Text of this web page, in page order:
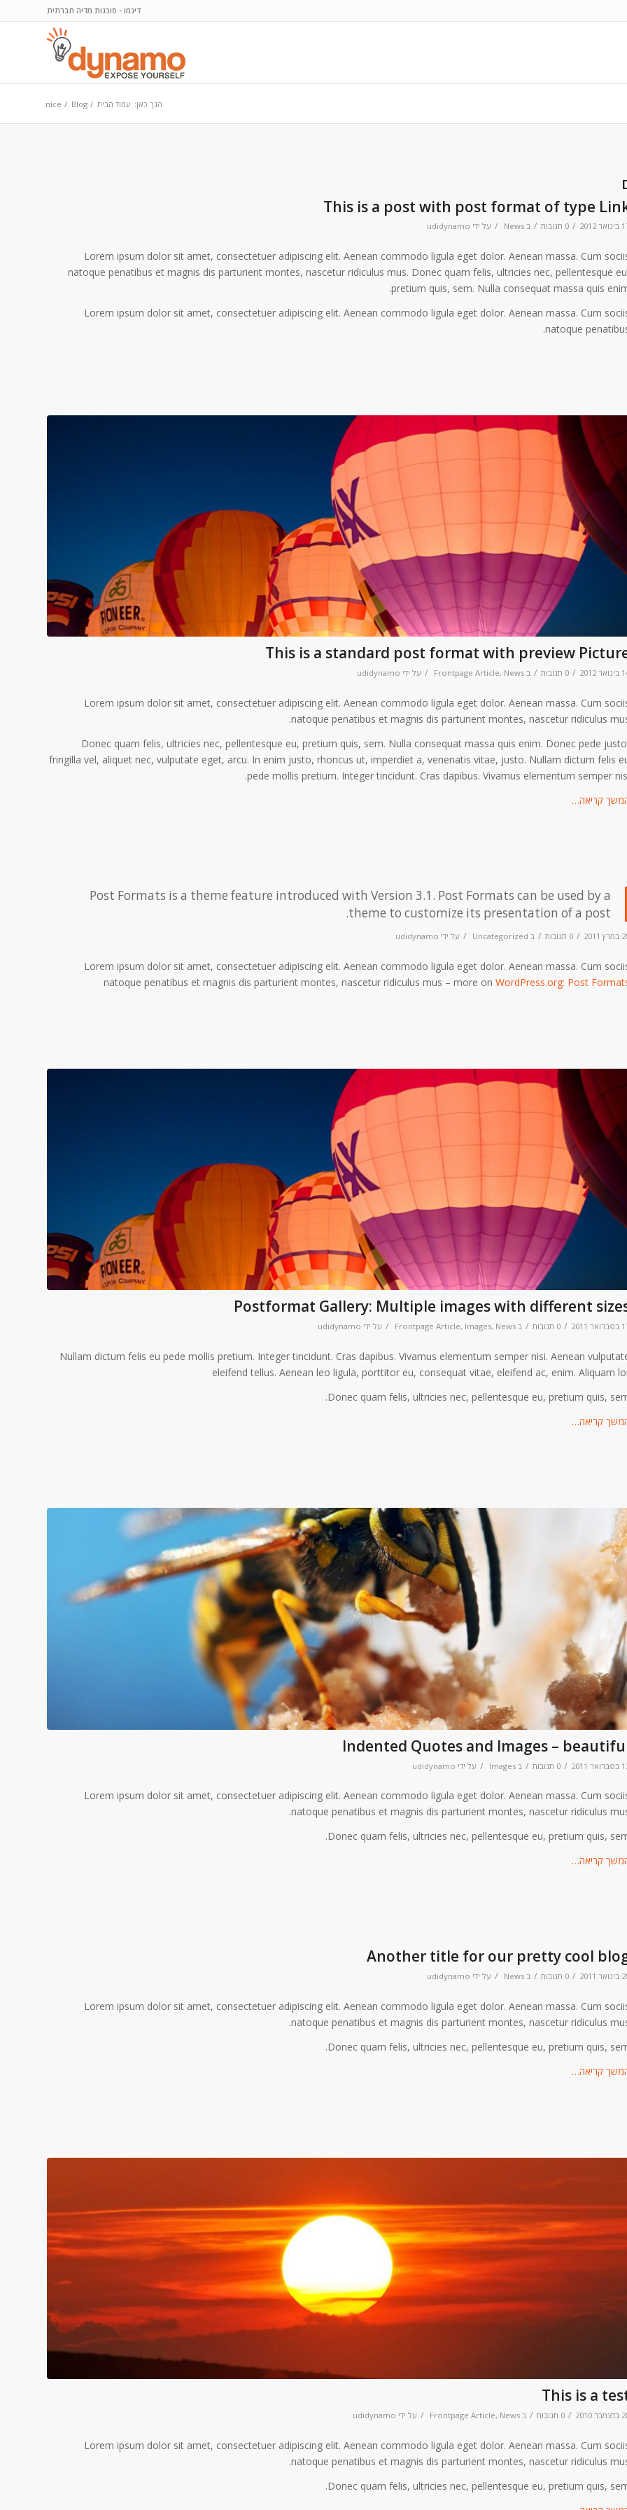
דינמו - סוכנות מדיה חברתית
הנך כאן: עמוד הבית /
Blog
/
nice
This is a post with post format of type
2012
/ 0 תגובות / ב News
/ על ידי udidynamo
Lorem ipsum dolor sit amet, consectetuer adipiscing elit. Aenean commodo ligula eget dolor. Aenean massa. Cum
natoque penatibus et magnis dis parturient montes, nascetur ridiculus mus. Donec quam felis, ultricies nec, pellentesque
pretium quis, sem. Nulla consequat massa quis
Lorem ipsum dolor sit amet, consectetuer adipiscing elit. Aenean commodo ligula eget dolor. Aenean massa. Cum
natoque
This is a standard post format with preview
2012
/ 0 תגובות / ב Frontpage Article, News
/ על ידי udidynamo
Lorem ipsum dolor sit amet, consectetuer adipiscing elit. Aenean commodo ligula eget dolor. Aenean massa. Cum
natoque penatibus et magnis dis parturient montes, nascetur ridiculus
Donec quam felis, ultricies nec, pellentesque eu, pretium quis, sem. Nulla consequat massa quis enim. Donec pede
fringilla vel, aliquet nec, vulputate eget, arcu. In enim justo, rhoncus ut, imperdiet a, venenatis vitae, justo. Nullam dictum felis
pede mollis pretium. Integer tincidunt. Cras dapibus. Vivamus elementum semper
קריאה…
Post Formats is a theme feature introduced with Version 3.1. Post Formats can be used by a
theme to customize its presentation of a post.
2011
/ 0 תגובות / ב Uncategorized
/ על ידי udidynamo
Lorem ipsum dolor sit amet, consectetuer adipiscing elit. Aenean commodo ligula eget dolor. Aenean massa. Cum
natoque penatibus et magnis dis parturient montes, nascetur ridiculus mus – more onWordPress.org: Post
Postformat Gallery: Multiple images with different
2011
/ 0 תגובות / ב Frontpage Article, Images, News
/ על ידי udidynamo
Nullam dictum felis eu pede mollis pretium. Integer tincidunt. Cras dapibus. Vivamus elementum semper nisi. Aenean
eleifend tellus. Aenean leo ligula, porttitor eu, consequat vitae, eleifend ac, enim. Aliquam
Donec quam felis, ultricies nec, pellentesque eu, pretium quis,
קריאה…
Indented Quotes and Images –
2011
/ 0 תגובות / ב Images
/ על ידי udidynamo
Lorem ipsum dolor sit amet, consectetuer adipiscing elit. Aenean commodo ligula eget dolor. Aenean massa. Cum
natoque penatibus et magnis dis parturient montes, nascetur ridiculus
Donec quam felis, ultricies nec, pellentesque eu, pretium quis,
קריאה…
Another title for our pretty cool
2011
/ 0 תגובות / ב News
/ על ידי udidynamo
Lorem ipsum dolor sit amet, consectetuer adipiscing elit. Aenean commodo ligula eget dolor. Aenean massa. Cum
natoque penatibus et magnis dis parturient montes, nascetur ridiculus
Donec quam felis, ultricies nec, pellentesque eu, pretium quis,
קריאה…
This is a
2010
/ 0 תגובות / ב Frontpage Article, News
/ על ידי udidynamo
Lorem ipsum dolor sit amet, consectetuer adipiscing elit. Aenean commodo ligula eget dolor. Aenean massa. Cum
natoque penatibus et magnis dis parturient montes, nascetur ridiculus
Donec quam felis, ultricies nec, pellentesque eu, pretium quis,